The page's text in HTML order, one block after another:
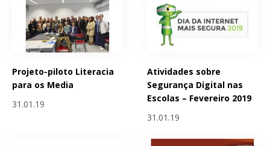
Projeto-piloto Literacia
para os Media
31.01.19
Atividades sobre
Segurança Digital nas
Escolas – Fevereiro 2019
31.01.19
Páginas